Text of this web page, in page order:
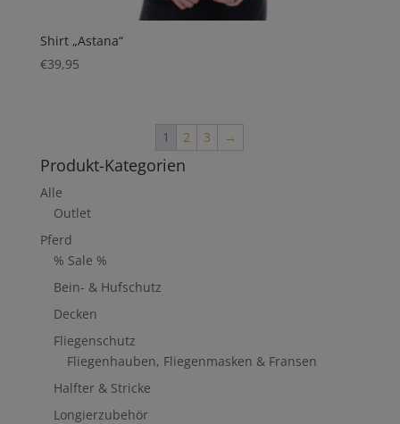
Shirt „Astana“
€39,95
1 2 3 →
Produkt-Kategorien
Alle
Outlet
Pferd
% Sale %
Bein- & Hufschutz
Decken
Fliegenschutz
Fliegenhauben, Fliegenmasken & Fransen
Halfter & Stricke
Longierzubehör